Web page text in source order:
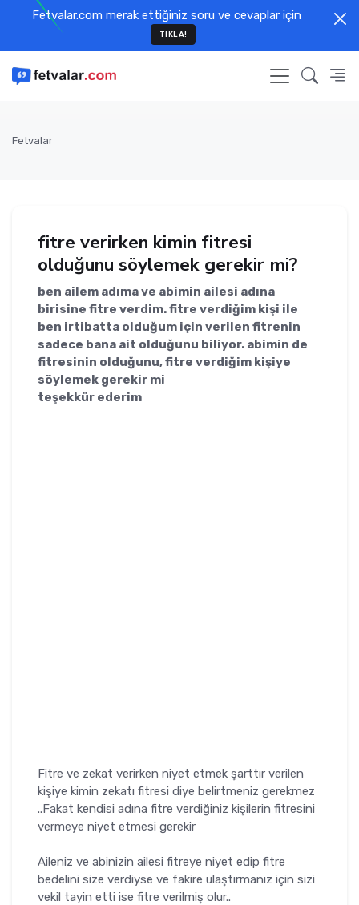
Fetvalar.com merak ettiğiniz soru ve cevaplar için
TIKLA!
Fetvalar
fitre verirken kimin fitresi
olduğunu söylemek gerekir mi?
ben ailem adıma ve abimin ailesi adına
birisine fitre verdim. fitre verdiğim kişi ile
ben irtibatta olduğum için verilen fitrenin
sadece bana ait olduğunu biliyor. abimin de
fitresinin olduğunu, fitre verdiğim kişiye
söylemek gerekir mi
teşekkür ederim
Fitre ve zekat verirken niyet etmek şarttır verilen
kişiye kimin zekatı fitresi diye belirtmeniz gerekmez
..Fakat kendisi adına fitre verdiğiniz kişilerin fitresini
vermeye niyet etmesi gerekir
Aileniz ve abinizin ailesi fitreye niyet edip fitre
bedelini size verdiyse ve fakire ulaştırmanız için sizi
vekil tayin etti ise fitre verilmiş olur..